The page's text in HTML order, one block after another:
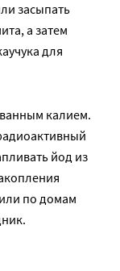
засыпать
а затем
для
калием.
йод из
по домам